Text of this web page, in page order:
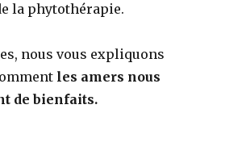
la phytothérapie.
nous vous expliquons
les amers nous
de bienfaits.